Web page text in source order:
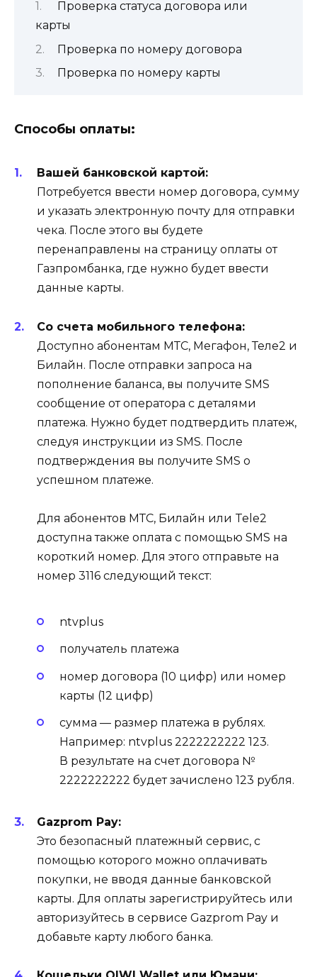
Проверка статуса договора или
карты
Проверка по номеру договора
Проверка по номеру карты
Способы оплаты:
Вашей банковской картой:
Потребуется ввести номер договора, сумму
и указать электронную почту для отправки
чека. После этого вы будете
перенаправлены на страницу оплаты от
Газпромбанка, где нужно будет ввести
данные карты.
Со счета мобильного телефона:
Доступно абонентам МТС, Мегафон, Теле2 и
Билайн. После отправки запроса на
пополнение баланса, вы получите SMS
сообщение от оператора с деталями
платежа. Нужно будет подтвердить платеж,
следуя инструкции из SMS. После
подтверждения вы получите SMS о
успешном платеже.
Для абонентов МТС, Билайн или Tele2
доступна также оплата с помощью SMS на
короткий номер. Для этого отправьте на
номер 3116 следующий текст:
ntvplus
получатель платежа
номер договора (10 цифр) или номер
карты (12 цифр)
сумма — размер платежа в рублях.
Например: ntvplus 2222222222 123.
В результате на счет договора №
2222222222 будет зачислено 123 рубля.
Gazprom Pay:
Это безопасный платежный сервис, с
помощью которого можно оплачивать
покупки, не вводя данные банковской
карты. Для оплаты зарегистрируйтесь или
авторизуйтесь в сервисе Gazprom Pay и
добавьте карту любого банка.